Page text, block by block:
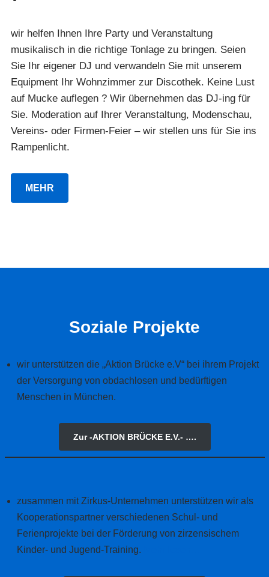
wir helfen Ihnen Ihre Party und Veranstaltung
musikalisch in die richtige Tonlage zu bringen. Seien
Sie Ihr eigener DJ und verwandeln Sie mit unserem
Equipment Ihr Wohnzimmer zur Discothek. Keine Lust
auf Mucke auflegen ? Wir übernehmen das DJ-ing für
Sie. Moderation auf Ihrer Veranstaltung, Modenschau,
Vereins- oder Firmen-Feier – wir stellen uns für Sie ins
Rampenlicht.
MEHR
Soziale Projekte
wir unterstützen die „Aktion Brücke e.V“ bei ihrem Projekt
der Versorgung von obdachlosen und bedürftigen
Menschen in München.
Zur -AKTION BRÜCKE E.V.- ….
zusammen mit Zirkus-Unternehmen unterstützen wir als
Kooperationspartner verschiedenen Schul- und
Ferienprojekte bei der Förderung von zirzensischem
Kinder- und Jugend-Training.